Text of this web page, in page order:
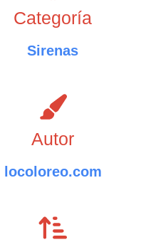
Categoría
Sirenas
Autor
locoloreo.com